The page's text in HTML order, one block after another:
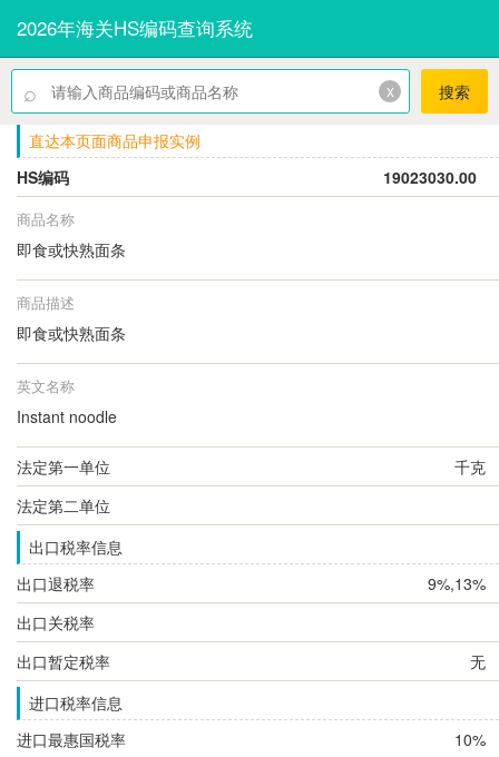
2026年海关HS编码查询系统
⌕ x 搜索
直达本页面商品申报实例
HS编码
19023030.00
商品名称
即食或快熟面条
商品描述
即食或快熟面条
英文名称
Instant noodle
法定第一单位
千克
法定第二单位
出口税率信息
出口退税率
9%,13%
出口关税率
出口暂定税率
无
进口税率信息
进口最惠国税率
10%